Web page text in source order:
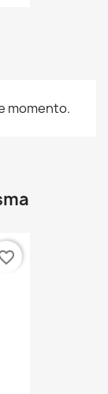
momento.